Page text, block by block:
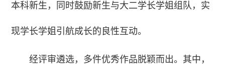
本科新生，同时鼓励新生与大二学长学姐组队，实
现学长学姐引航成长的良性互动。
经评审遴选，多件优秀作品脱颖而出。其中，